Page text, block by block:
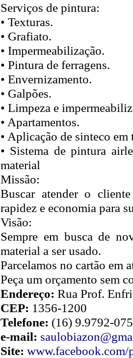
Serviços de pintura:
• Texturas.
• Grafiato.
• Impermeabilização.
• Pintura de ferragens.
• Envernizamento.
• Galpões.
• Limpeza e
• Apartamentos.
• Aplicação de sinteco em
• Sistema de pintura
material
Missão:
Buscar atender o
rapidez e economia para
Visão:
Sempre em busca de
material a ser usado.
Parcelamos no cartão em
Peça um orçamento sem
Endereço: Rua Prof.
CEP: 1356-1200
Telefone: (16) 9.9792-
e-mail:
Site: www.facebook.com/